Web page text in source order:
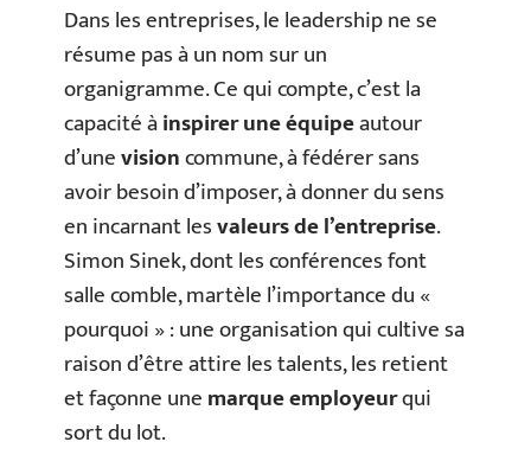
Dans les entreprises, le leadership ne se
résume pas à un nom sur un
organigramme. Ce qui compte, c’est la
capacité àinspirer une équipeautour
d’unevisioncommune, à fédérer sans
avoir besoin d’imposer, à donner du sens
en incarnant lesvaleurs de l’entreprise.
Simon Sinek, dont les conférences font
salle comble, martèle l’importance du «
pourquoi » : une organisation qui cultive sa
raison d’être attire les talents, les retient
et façonne unemarque employeurqui
sort du lot.